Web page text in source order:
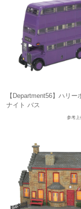
【Department56】ハリー
ナイト バス
参考上